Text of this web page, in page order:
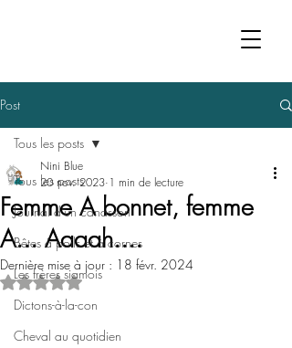
Post
Tous les posts
Journal d'un canasson
Bêtes à poils et à cornes
Les frères siamois
Dictons-à-la-con
Cheval au quotidien
Tous les posts
Femme A bonnet, femme
A... Aaaah....
Nini Blue
20 nov. 2023 1 min de lecture
Dernière mise à jour : 18 févr. 2024
Noté NaN étoiles sur 5.